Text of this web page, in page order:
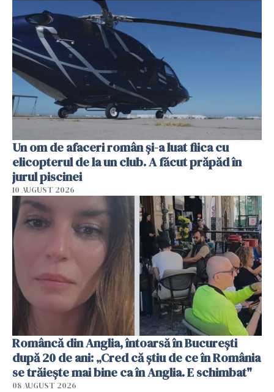
Un om de afaceri român și-a luat fiica cu
elicopterul de la un club. A făcut prăpăd în
jurul piscinei
10 AUGUST 2026
Româncă din Anglia, întoarsă în București
după 20 de ani: „Cred că știu de ce în România
se trăiește mai bine ca în Anglia. E schimbat"
08 AUGUST 2026